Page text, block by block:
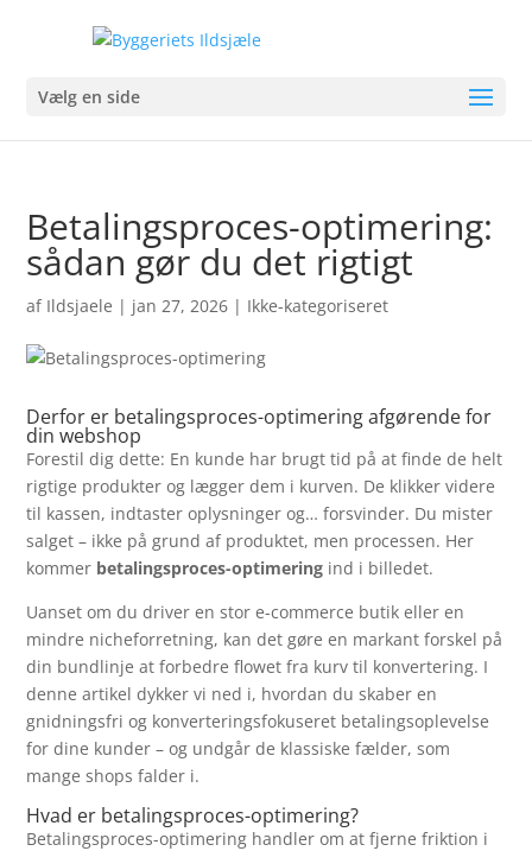
Vælg en side
Betalingsproces-optimering:
sådan gør du det rigtigt
af Ildsjaele | jan 27, 2026 | Ikke-kategoriseret
Derfor er betalingsproces-optimering afgørende for
din webshop
Forestil dig dette: En kunde har brugt tid på at finde de helt
rigtige produkter og lægger dem i kurven. De klikker videre
til kassen, indtaster oplysninger og… forsvinder. Du mister
salget – ikke på grund af produktet, men processen. Her
kommer betalingsproces-optimering ind i billedet.
Uanset om du driver en stor e-commerce butik eller en
mindre nicheforretning, kan det gøre en markant forskel på
din bundlinje at forbedre flowet fra kurv til konvertering. I
denne artikel dykker vi ned i, hvordan du skaber en
gnidningsfri og konverteringsfokuseret betalingsoplevelse
for dine kunder – og undgår de klassiske fælder, som
mange shops falder i.
Hvad er betalingsproces-optimering?
Betalingsproces-optimering handler om at fjerne friktion i